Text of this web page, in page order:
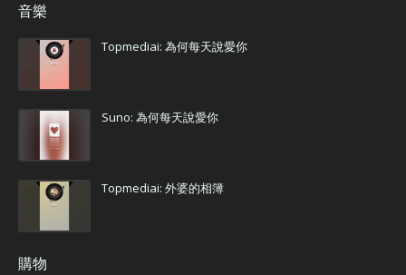
音樂
Topmediai: 為何每天說愛你
Suno: 為何每天說愛你
Topmediai: 外婆的相簿
購物